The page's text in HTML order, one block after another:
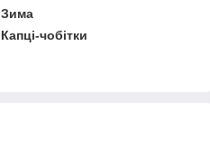
Зима
Капці-чобітки